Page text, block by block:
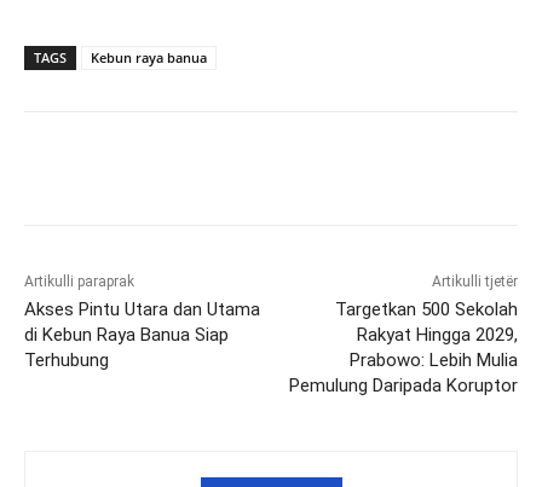
TAGS Kebun raya banua
Artikulli paraprak
Akses Pintu Utara dan Utama
di Kebun Raya Banua Siap
Terhubung
Artikulli tjetër
Targetkan 500 Sekolah
Rakyat Hingga 2029,
Prabowo: Lebih Mulia
Pemulung Daripada Koruptor